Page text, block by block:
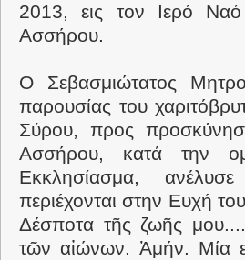
2013, εις τον Ιερό
Ασσήρου.
Ο Σεβασμιώτατος
παρουσίας του
Σύρου, προς
Ασσήρου, κατά την
Εκκλησίασμα,
περιέχονται στην Ευχή
Δέσποτα τῆς ζωῆς
τῶν αἰώνων. Ἀμήν. Μία